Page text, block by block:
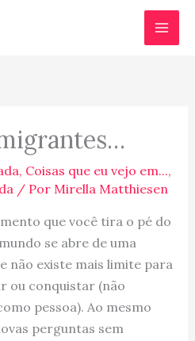
, Coisas que eu vejo em...,
/ Por Mirella Matthiesen
que você tira o pé do
se abre de uma
não existe mais limite para
ou conquistar (não
pessoa). Ao mesmo
perguntas sem